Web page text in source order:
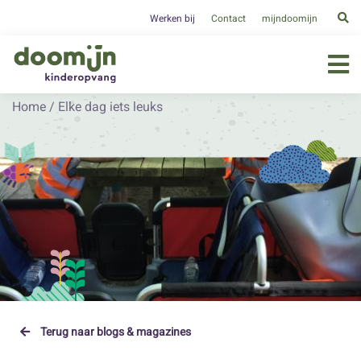
Werken bij Contact mijndoomijn
Home / Elke dag iets leuks
Terug naar blogs & magazines